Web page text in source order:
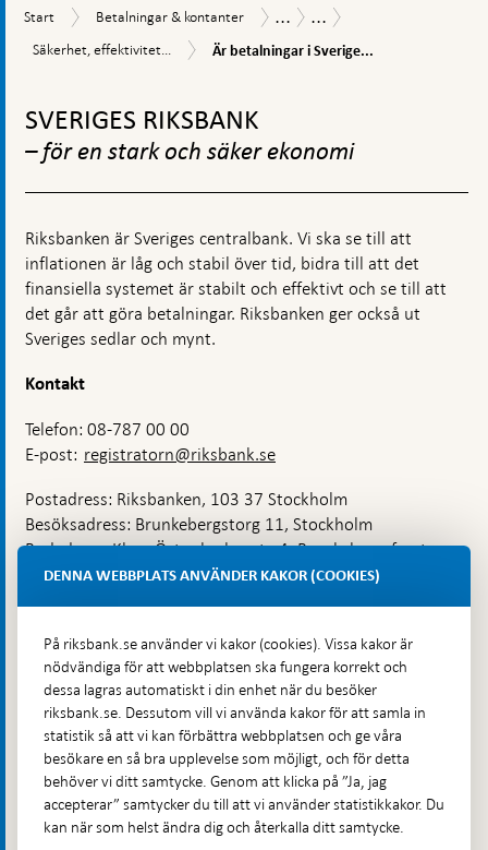
Start
Start
Betalningar
kontanter
Betalningar & kontanter Betalningsrapport
...
Betalningsrapport
...
Säkerhet,
tillgänglighet
Säkerhet, effektivitet...
Är
betalningar
effektiva?
Är betalningar i Sverige...
toppnavigation
SVERIGES RIKSBANK
– för en stark och säker ekonomi
Riksbanken är Sveriges centralbank. Vi ska se till att
inflationen är låg och stabil över tid, bidra till att det
finansiella systemet är stabilt och effektivt och se till att
det går att göra betalningar. Riksbanken ger också ut
Sveriges sedlar och mynt.
Kontakt
Telefon: 08-787 00 00
E-post: registratorn@riksbank.se
Postadress: Riksbanken, 103 37 Stockholm
Besöksadress: Brunkebergstorg 11, Stockholm
Budadress: Klara Östra kyrkogata 4, Brunkebergsfaret,
Lastplats 6
Hitta direkt
Frågor och svar-
Öppnas
i
ny
flik
Till Riksbankens webbarkiv-
Öppnas
i
ny
Presskontakt
Integritetspolicy
DENNA WEBBPLATS ANVÄNDER KAKOR (COOKIES)
På riksbank.se använder vi kakor (cookies). Vissa kakor är
nödvändiga för att webbplatsen ska fungera korrekt och
dessa lagras automatiskt i din enhet när du besöker
riksbank.se. Dessutom vill vi använda kakor för att samla in
statistik så att vi kan förbättra webbplatsen och ge våra
besökare en så bra upplevelse som möjligt, och för detta
behöver vi ditt samtycke. Genom att klicka på ”Ja, jag
accepterar” samtycker du till att vi använder statistikkakor. Du
kan när som helst ändra dig och återkalla ditt samtycke.